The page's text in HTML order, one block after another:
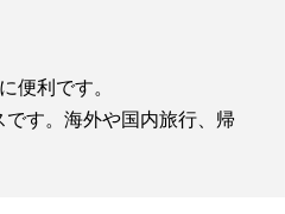
便利です。
す。海外や国内旅行、帰